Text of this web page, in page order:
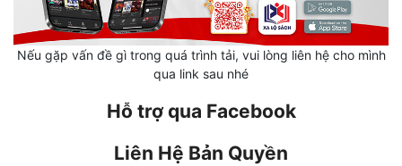
Quan Trường
Quân Sự
Nếu gặp vấn đề gì trong quá trình tải, vui lòng liên hệ cho mình
qua link sau nhé
Hỗ trợ qua Facebook
Liên Hệ Bản Quyền